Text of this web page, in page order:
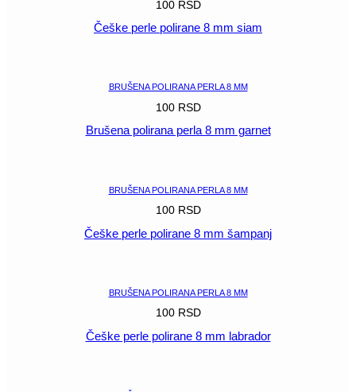
100 RSD
Češke perle polirane 8 mm siam
BRUŠENA POLIRANA PERLA 8 MM
100 RSD
Brušena polirana perla 8 mm garnet
BRUŠENA POLIRANA PERLA 8 MM
100 RSD
Češke perle polirane 8 mm šampanj
BRUŠENA POLIRANA PERLA 8 MM
100 RSD
Češke perle polirane 8 mm labrador